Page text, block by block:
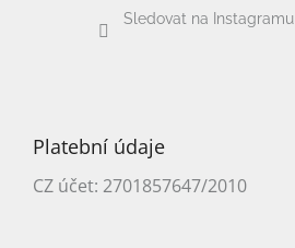
Sledovat na Instagramu
Platební údaje
CZ účet: 2701857647/2010